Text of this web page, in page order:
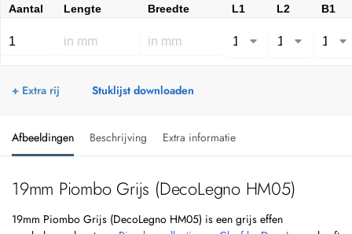
Aantal Lengte Breedte L1 L2 B1
+ Extra rij Stuklijst downloaden
Afbeeldingen Beschrijving Extra informatie
19mm Piombo Grijs (DecoLegno HM05)
19mm Piombo Grijs (DecoLegno HM05) is een grijs effen